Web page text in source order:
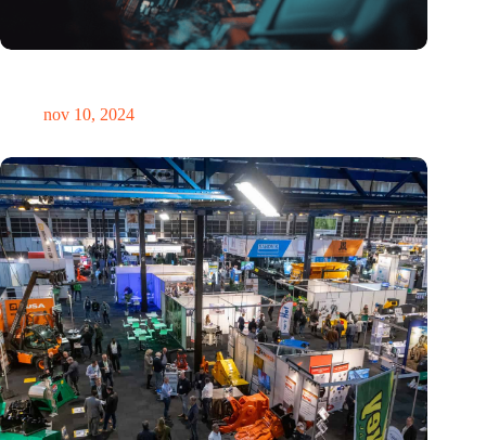
nov 10, 2024